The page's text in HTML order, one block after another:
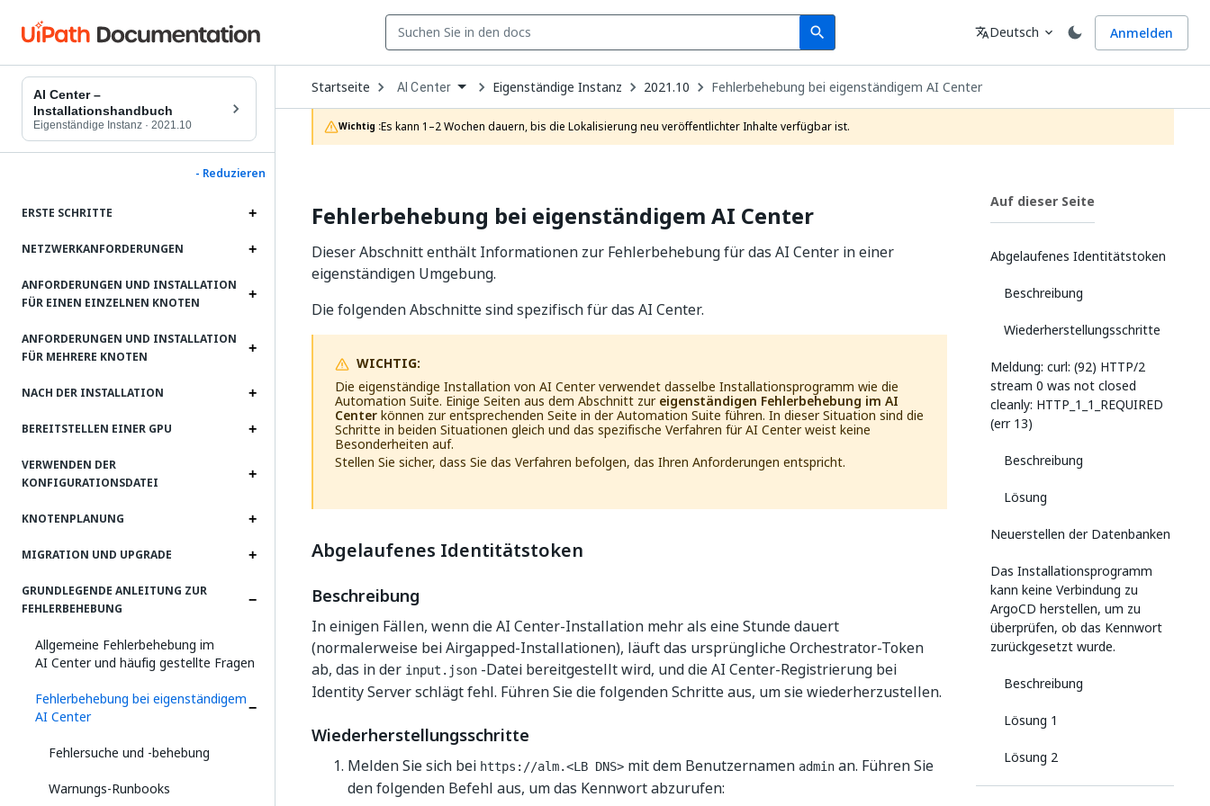
search
Search Sprache
translateDeutsch expand_more Anmelden
AI Center –
Installationshandbuch
Eigenständige Instanz · 2021.10
- Reduzieren
ERSTE SCHRITTE
NETZWERKANFORDERUNGEN
ANFORDERUNGEN UND INSTALLATION
FÜR EINEN EINZELNEN KNOTEN
ANFORDERUNGEN UND INSTALLATION
FÜR MEHRERE KNOTEN
NACH DER INSTALLATION
BEREITSTELLEN EINER GPU
VERWENDEN DER
KONFIGURATIONSDATEI
KNOTENPLANUNG
MIGRATION UND UPGRADE
GRUNDLEGENDE ANLEITUNG ZUR
FEHLERBEHEBUNG
Allgemeine Fehlerbehebung im
AI Center und häufig gestellte Fragen
Fehlerbehebung bei eigenständigem
AI Center
Fehlersuche und ‑behebung
Warnungs-Runbooks
Startseite Open
Dropdown
to
choose
product
AI Center Eigenständige Instanz 2021.10 Fehlerbehebung bei eigenständigem AI Center
Wichtig :Es kann 1–2 Wochen dauern, bis die Lokalisierung neu veröffentlichter Inhalte verfügbar ist.
Fehlerbehebung bei eigenständigem AI Center
Dieser Abschnitt enthält Informationen zur Fehlerbehebung für das AI Center in einer
eigenständigen Umgebung.
Die folgenden Abschnitte sind spezifisch für das AI Center.
WICHTIG:
Die eigenständige Installation von AI Center verwendet dasselbe Installationsprogramm wie die
Automation Suite. Einige Seiten aus dem Abschnitt zureigenständigen Fehlerbehebung im AI
Centerkönnen zur entsprechenden Seite in der Automation Suite führen. In dieser Situation sind die
Schritte in beiden Situationen gleich und das spezifische Verfahren für AI Center weist keine
Besonderheiten auf.
Stellen Sie sicher, dass Sie das Verfahren befolgen, das Ihren Anforderungen entspricht.
Abgelaufenes Identitätstoken
Beschreibung
In einigen Fällen, wenn die AI Center-Installation mehr als eine Stunde dauert
(normalerweise bei Airgapped-Installationen), läuft das ursprüngliche Orchestrator-Token
ab, das in der input.json -Datei bereitgestellt wird, und die AI Center-Registrierung bei
Identity Server schlägt fehl. Führen Sie die folgenden Schritte aus, um sie wiederherzustellen.
Wiederherstellungsschritte
Melden Sie sich bei https://alm.<LB DNS> mit dem Benutzernamen admin an. Führen Sie
den folgenden Befehl aus, um das Kennwort abzurufen:
Auf dieser Seite
Abgelaufenes Identitätstoken
Beschreibung
Wiederherstellungsschritte
Meldung: curl: (92) HTTP/2
stream 0 was not closed
cleanly: HTTP_1_1_REQUIRED
(err 13)
Beschreibung
Lösung
Neuerstellen der Datenbanken
Das Installationsprogramm
kann keine Verbindung zu
ArgoCD herstellen, um zu
überprüfen, ob das Kennwort
zurückgesetzt wurde.
Beschreibung
Lösung 1
Lösung 2